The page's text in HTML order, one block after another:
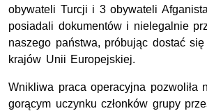
obywateli Turcji i 3 obywateli
posiadali dokumentów i nielegalnie
naszego państwa, próbując dostać
krajów Unii Europejskiej.
Wnikliwa praca operacyjna pozwoliła
gorącym uczynku członków grupy